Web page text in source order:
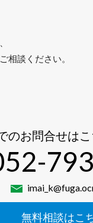
相談ください。
のお問合せは
無料相談はこ